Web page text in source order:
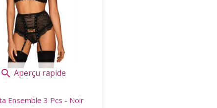
 Aperçu rapide
Ensemble 3 Pcs - Noir